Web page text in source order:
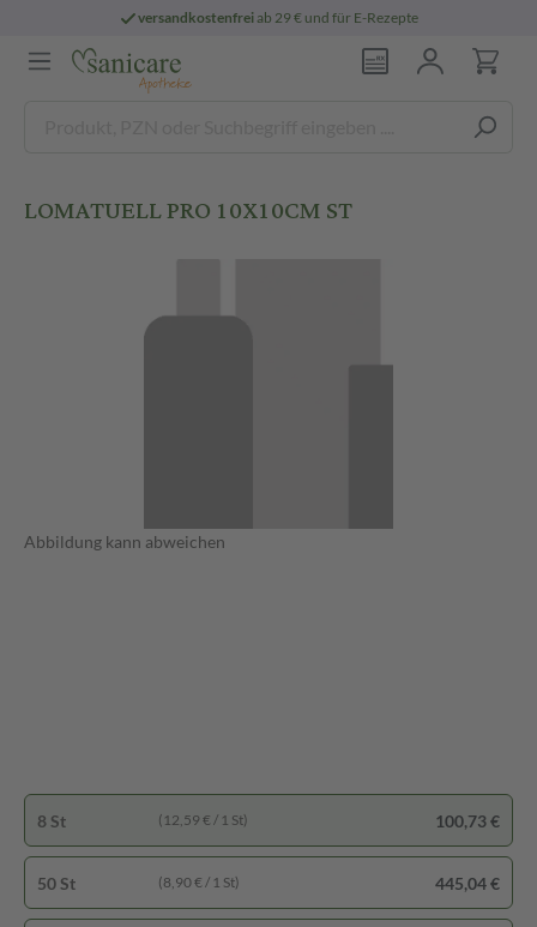
versandkostenfreiab 29 € und für E-Rezepte
LOMATUELL PRO 10X10CM ST
Abbildung kann abweichen
50 St (8,90 € / 1 St) 445,04 €
8 St (12,59 € / 1 St) 100,73 €